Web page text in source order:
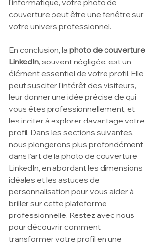
l'informatique, votre photo de
couverture peut être une fenêtre sur
votre univers professionnel.
En conclusion, la photo de couverture
LinkedIn, souvent négligée, est un
élément essentiel de votre profil. Elle
peut susciter l'intérêt des visiteurs,
leur donner une idée précise de qui
vous êtes professionnellement, et
les inciter à explorer davantage votre
profil. Dans les sections suivantes,
nous plongerons plus profondément
dans l'art de la photo de couverture
LinkedIn, en abordant les dimensions
idéales et les astuces de
personnalisation pour vous aider à
briller sur cette plateforme
professionnelle. Restez avec nous
pour découvrir comment
transformer votre profil en une